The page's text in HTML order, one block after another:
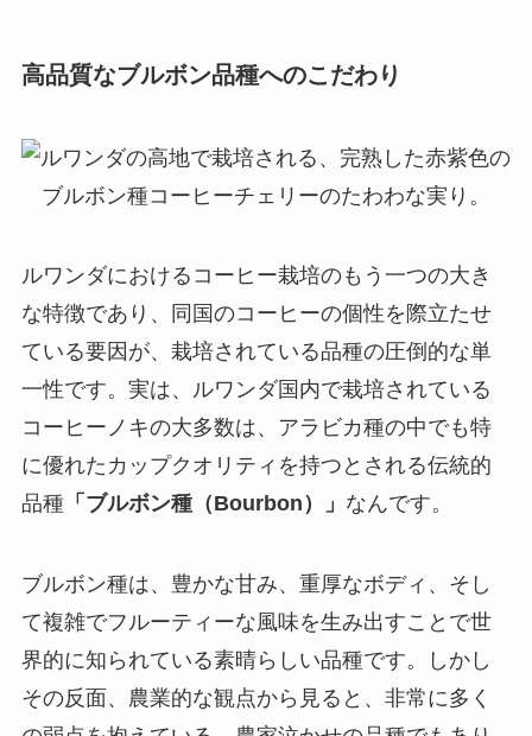
高品質なブルボン品種へのこだわり
ルワンダにおけるコーヒー栽培のもう一つの大き
な特徴であり、同国のコーヒーの個性を際立たせ
ている要因が、栽培されている品種の圧倒的な単
一性です。実は、ルワンダ国内で栽培されている
コーヒーノキの大多数は、アラビカ種の中でも特
に優れたカップクオリティを持つとされる伝統的
品種「ブルボン種（Bourbon）」 なんです。
ブルボン種は、豊かな甘み、重厚なボディ、そし
て複雑でフルーティーな風味を生み出すことで世
界的に知られている素晴らしい品種です。しかし
その反面、農業的な観点から見ると、非常に多く